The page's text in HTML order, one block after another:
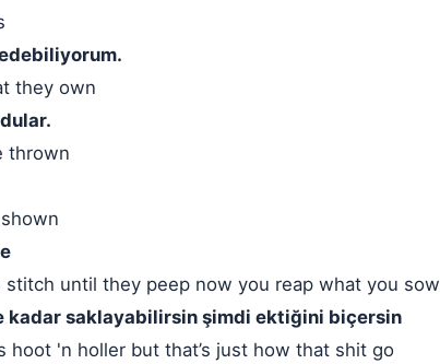
they own
thrown
stitch until they peep now you reap what you sow
kadar saklayabilirsin şimdi ektiğini biçersin
hoot 'n holler but that’s just how that shit go